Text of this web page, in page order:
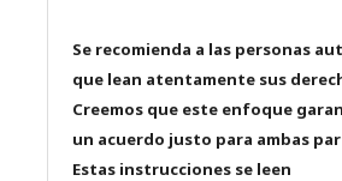
Se recomienda a las personas
que lean atentamente sus
Creemos que este enfoque
un acuerdo justo para ambas
Estas instrucciones se leen